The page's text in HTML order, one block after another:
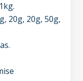
20g, 20g, 50g,